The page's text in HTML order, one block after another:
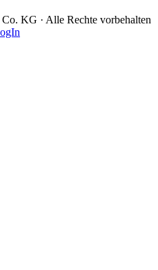
KG · Alle Rechte vorbehalten